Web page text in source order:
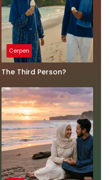
Cerpen
The Third Person?